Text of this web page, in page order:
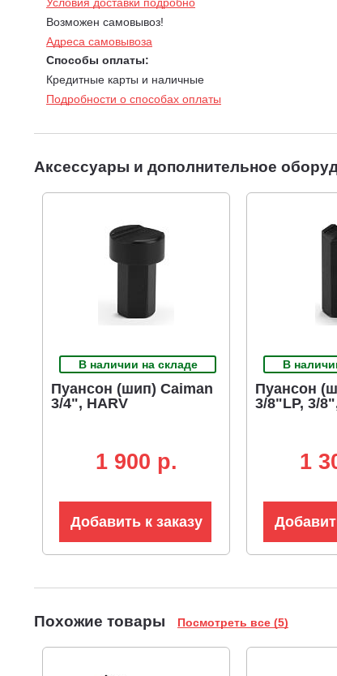
Возможен самовывоз!
Адреса самовывоза
Способы оплаты:
Кредитные карты и наличные
Подробности о способах оплаты
Аксессуары и дополнительное
В наличии на складе
Пуансон (шип) Caiman
3/4", HARV
1 900 p.
Добавить к заказу
В
Пуансон
3/8"LP, 3/
1
Похожие товары Посмотреть все (5)